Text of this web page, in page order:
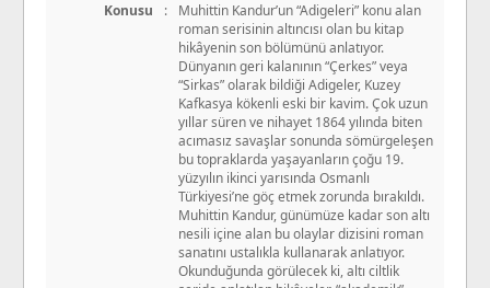
Konusu
:
Muhittin Kandur’un “Adigeleri” konu alan
roman serisinin altıncısı olan bu kitap
hikâyenin son bölümünü anlatıyor.
Dünyanın geri kalanının “Çerkes” veya
“Sirkas” olarak bildiği Adigeler, Kuzey
Kafkasya kökenli eski bir kavim. Çok uzun
yıllar süren ve nihayet 1864 yılında biten
acımasız savaşlar sonunda sömürgeleşen
bu toprak­larda yaşayanların çoğu 19.
yüzyılın ikinci yarısında Osmanlı
Türkiyesi’ne göç etmek zorunda bırakıldı.
Muhittin Kandur, günümüze kadar son altı
nesili içine alan bu olaylar dizisini roman
sanatını ustalıkla kullanarak anlatıyor.
Okunduğunda görülecek ki, altı ciltlik